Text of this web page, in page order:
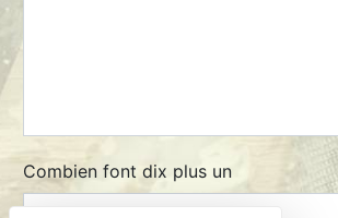
Combien font dix plus un